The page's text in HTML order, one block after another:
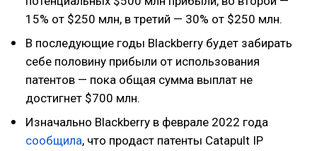
15% от $250 млн, в третий — 30% от $250 млн.
В последующие годы Blackberry будет забирать
себе половину прибыли от использования
патентов — пока общая сумма выплат не
достигнет $700 млн.
Изначально Blackberry в феврале 2022 года
сообщила, что продаст патенты Catapult IP